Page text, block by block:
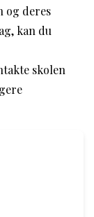
og deres
kan du
skolen